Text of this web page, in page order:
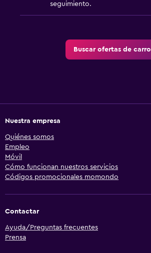
seguimiento.
Buscar ofertas de carro
Nuestra empresa
Quiénes somos
Empleo
Móvil
Cómo funcionan nuestros servicios
Códigos promocionales momondo
Contactar
Ayuda/Preguntas frecuentes
Prensa